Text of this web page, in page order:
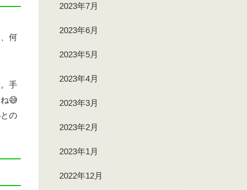
何
手
😅
との
2023年7月
2023年6月
2023年5月
2023年4月
2023年3月
2023年2月
2023年1月
2022年12月